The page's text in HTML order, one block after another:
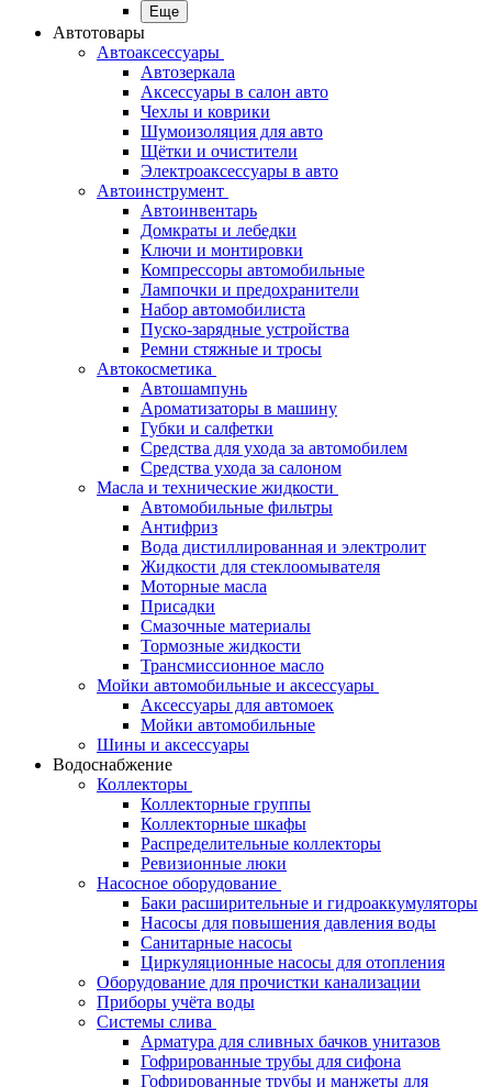
Еще
Автотовары
Автоаксессуары
Автозеркала
Аксессуары в салон авто
Чехлы и коврики
Шумоизоляция для авто
Щётки и очистители
Электроаксессуары в авто
Автоинструмент
Автоинвентарь
Домкраты и лебедки
Ключи и монтировки
Компрессоры автомобильные
Лампочки и предохранители
Набор автомобилиста
Пуско-зарядные устройства
Ремни стяжные и тросы
Автокосметика
Автошампунь
Ароматизаторы в машину
Губки и салфетки
Средства для ухода за автомобилем
Средства ухода за салоном
Масла и технические жидкости
Автомобильные фильтры
Антифриз
Вода дистиллированная и электролит
Жидкости для стеклоомывателя
Моторные масла
Присадки
Смазочные материалы
Тормозные жидкости
Трансмиссионное масло
Мойки автомобильные и аксессуары
Аксессуары для автомоек
Мойки автомобильные
Шины и аксессуары
Водоснабжение
Коллекторы
Коллекторные группы
Коллекторные шкафы
Распределительные коллекторы
Ревизионные люки
Насосное оборудование
Баки расширительные и гидроаккумуляторы
Насосы для повышения давления воды
Санитарные насосы
Циркуляционные насосы для отопления
Оборудование для прочистки канализации
Приборы учёта воды
Системы слива
Арматура для сливных бачков унитазов
Гофрированные трубы для сифона
Гофрированные трубы и манжеты для